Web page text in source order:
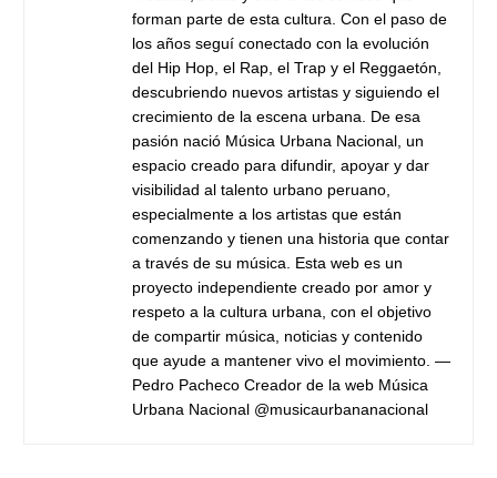
forman parte de esta cultura. Con el paso de
los años seguí conectado con la evolución
del Hip Hop, el Rap, el Trap y el Reggaetón,
descubriendo nuevos artistas y siguiendo el
crecimiento de la escena urbana. De esa
pasión nació Música Urbana Nacional, un
espacio creado para difundir, apoyar y dar
visibilidad al talento urbano peruano,
especialmente a los artistas que están
comenzando y tienen una historia que contar
a través de su música. Esta web es un
proyecto independiente creado por amor y
respeto a la cultura urbana, con el objetivo
de compartir música, noticias y contenido
que ayude a mantener vivo el movimiento. —
Pedro Pacheco Creador de la web Música
Urbana Nacional @musicaurbananacional